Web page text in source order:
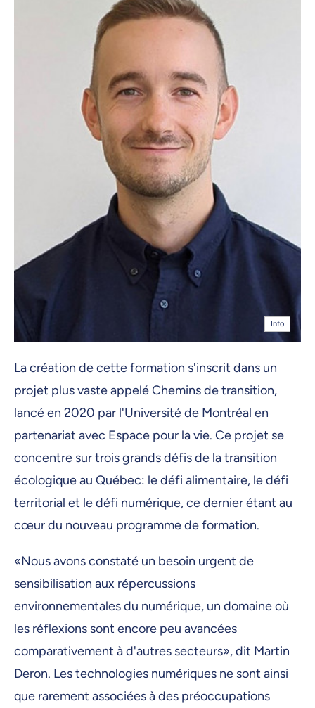
Info
La création de cette formation s'inscrit dans un
projet plus vaste appelé Chemins de transition,
lancé en 2020 par l'Université de Montréal en
partenariat avec Espace pour la vie. Ce projet se
concentre sur trois grands défis de la transition
écologique au Québec: le défi alimentaire, le défi
territorial et le défi numérique, ce dernier étant au
cœur du nouveau programme de formation.
«Nous avons constaté un besoin urgent de
sensibilisation aux répercussions
environnementales du numérique, un domaine où
les réflexions sont encore peu avancées
comparativement à d'autres secteurs», dit Martin
Deron. Les technologies numériques ne sont ainsi
que rarement associées à des préoccupations